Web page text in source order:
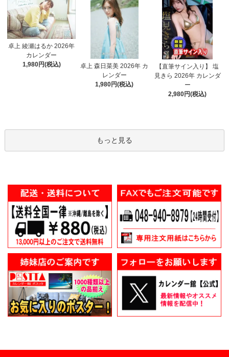
卓上 綾瀬はるか 2026年
カレンダー
1,980円(税込)
卓上 森日菜美 2026年 カ
レンダー
1,980円(税込)
【直筆サイン入り】 塩
見きら 2026年 カレンダ
ー
2,980円(税込)
もっと見る